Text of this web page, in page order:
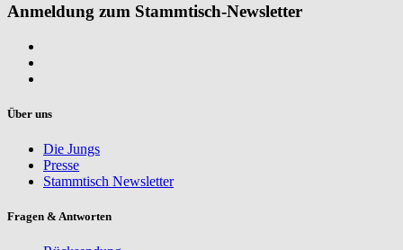
Anmeldung zum Stammtisch-Newsletter
Über uns
Die Jungs
Presse
Stammtisch Newsletter
Fragen & Antworten